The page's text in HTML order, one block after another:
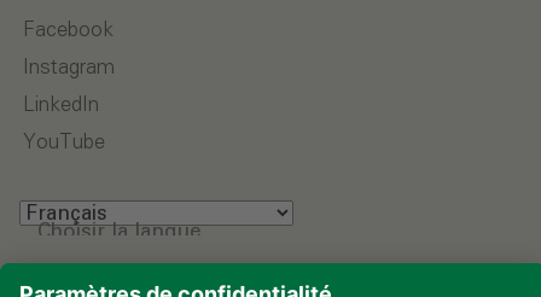
Facebook
Instagram
LinkedIn
YouTube
Choisir la langue